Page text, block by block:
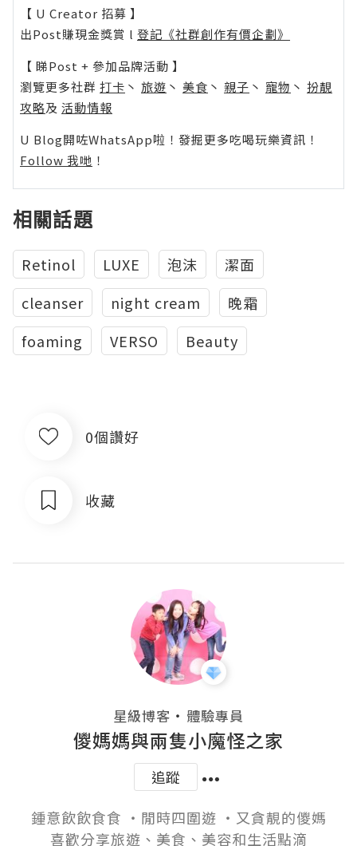
【 U Creator 招募 】
出Post賺現金獎賞 l 登記《社群創作有價企劃》
【 睇Post + 參加品牌活動 】
瀏覽更多社群 打卡 丶 旅遊 丶 美食 丶 親子 丶 寵物 丶 扮靚
攻略及 活動情報
U Blog開咗WhatsApp啦！發掘更多吃喝玩樂資訊！
Follow 我哋 ！
相關話題
Retinol LUXE 泡沫
潔面
cleanser
night cream
晚霜
foaming
VERSO Beauty
0個讚好
收藏
星級博客 ・ 體驗專員
儍媽媽與兩隻小魔怪之家
追蹤
鍾意飲飲食食 ‧閒時四圍遊 ‧又貪靚的儍媽
喜歡分享旅遊、美食、美容和生活點滴